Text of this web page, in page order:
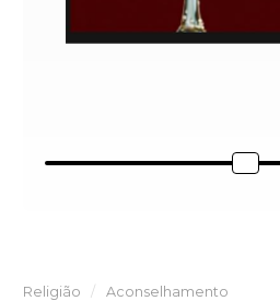
Religião Aconselhamento